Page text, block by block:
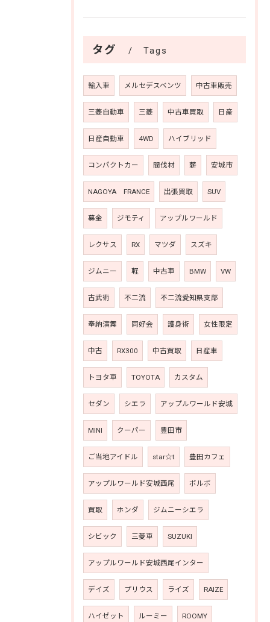
タグ Tags
輸入車 メルセデスベンツ 中古車販売
三菱自動車 三菱 中古車買取 日産
日産自動車 4WD ハイブリッド
コンパクトカー 間伐材 薪 安城市
NAGOYA FRANCE 出張買取 SUV
募金 ジモティ アップルワールド
レクサス RX マツダ スズキ
ジムニー 軽 中古車 BMW VW
古武術 不二流 不二流愛知県支部
奉納演舞 同好会 護身術 女性限定
中古 RX300 中古買取 日産車
トヨタ車 TOYOTA カスタム
セダン シエラ アップルワールド安城
MINI クーパー 豊田市
ご当地アイドル star☆t 豊田カフェ
アップルワールド安城西尾 ボルボ
買取 ホンダ ジムニーシエラ
シビック 三菱車 SUZUKI
アップルワールド安城西尾インター
デイズ プリウス ライズ RAIZE
ハイゼット ルーミー ROOMY